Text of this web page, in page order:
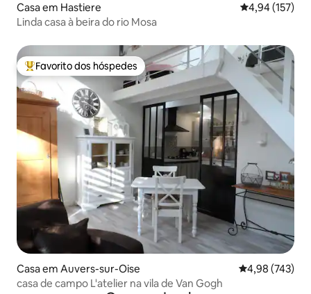
Casa em Hastiere Classificação
4,94 (157)
Linda casa à beira do rio Mosa
Favoritos dos hóspedes mais apreciados
Favorito dos hóspedes
Casa em Auvers-sur-Oise Classificação
4,98 (743)
casa de campo L'atelier na vila de Van Gogh